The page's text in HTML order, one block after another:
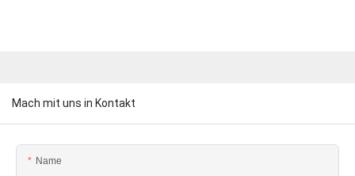
Mach mit uns in Kontakt
Name